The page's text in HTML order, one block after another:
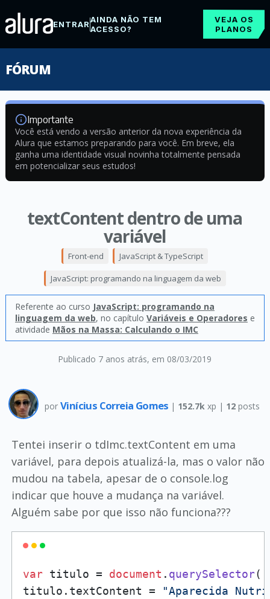
ENTRARAINDA NÃO TEM
ACESSO?
VEJA OS
PLANOS
FÓRUM
Importante
Você está vendo a versão anterior da nova experiência da
Alura que estamos preparando para você. Em breve, ela
ganha uma identidade visual novinha totalmente pensada
em potencializar seus estudos!
textContent dentro de uma
variável
Publicado 7 anos atrás, em 08/03/2019
Front-end JavaScript & TypeScript
JavaScript: programando na linguagem da web
Referente ao curso JavaScript: programando na
linguagem da web, no capítulo Variáveis e Operadores e
atividade Mãos na Massa: Calculando o IMC
por Vinícius Correia Gomes | 152.7k xp | 12 posts
Tentei inserir o tdImc.textContent em uma
variável, para depois atualizá-la, mas o valor não
mudou na tabela, apesar de o console.log
indicar que houve a mudança na variável.
Alguém sabe por que isso não funciona???
var titulo = document . querySelector(
titulo. textContent = "Aparecida